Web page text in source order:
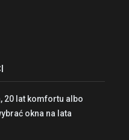
20 lat komfortu albo
okna na lata